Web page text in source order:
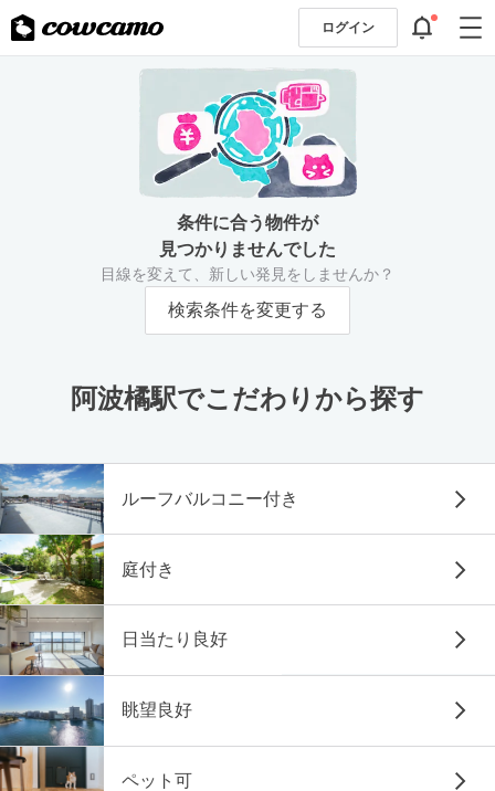
ログイン
条件に合う物件が
見つかりませんでした
目線を変えて、新しい発見をしませんか？
検索条件を変更する
阿波橘駅でこだわりから探す
ルーフバルコニー付き
庭付き
日当たり良好
眺望良好
ペット可